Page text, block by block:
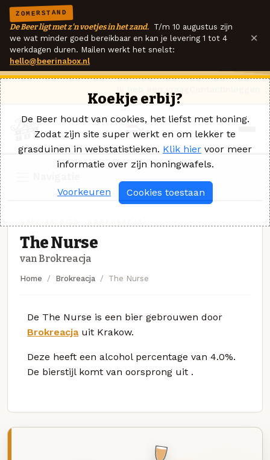
ZOMERSTAND
De Beer ligt met z'n voetjes in het zand. T/m 10 augustus zijn
we wat minder goed bereikbaar en kan je levering 1 tot 4
werkdagen duren. Mailen werkt het snelst:
hello@beerinabox.nl
×
The Nurse
van Brokreacja
Home Brokreacja The Nurse
De The Nurse is een bier gebrouwen door
Brokreacjauit Krakow.
Deze heeft een alcohol percentage van 4.0%.
De bierstijl komt van oorsprong uit .
Koekje erbij?
De Beer houdt van cookies, het liefst met honing.
Zodat zijn site super werkt en om lekker te
grasduinen in webstatistieken. Klik hier voor meer
informatie over zijn honingwafels.
Voorkeuren Cookies toestaan